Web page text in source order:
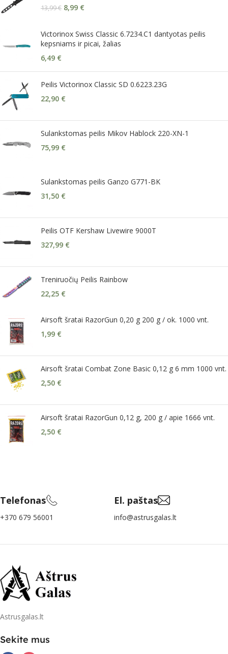
13,99€ 8,99 €
Victorinox Swiss Classic 6.7234.C1 dantyotas peilis
kepsniams ir picai, žalias
6,49 €
Peilis Victorinox Classic SD 0.6223.23G
22,90 €
Sulankstomas peilis Mikov Hablock 220-XN-1
75,99 €
Sulankstomas peilis Ganzo G771-BK
31,50 €
Peilis OTF Kershaw Livewire 9000T
327,99 €
Treniruočių Peilis Rainbow
22,25 €
Airsoft šratai RazorGun 0,20 g 200 g / ok. 1000 vnt.
1,99 €
Airsoft šratai Combat Zone Basic 0,12 g 6 mm 1000 vnt.
2,50 €
Airsoft šratai RazorGun 0,12 g, 200 g / apie 1666 vnt.
2,50 €
Telefonas
+370 679 56001
El. paštas
info@astrusgalas.lt
Astrusgalas.lt
Sekite mus